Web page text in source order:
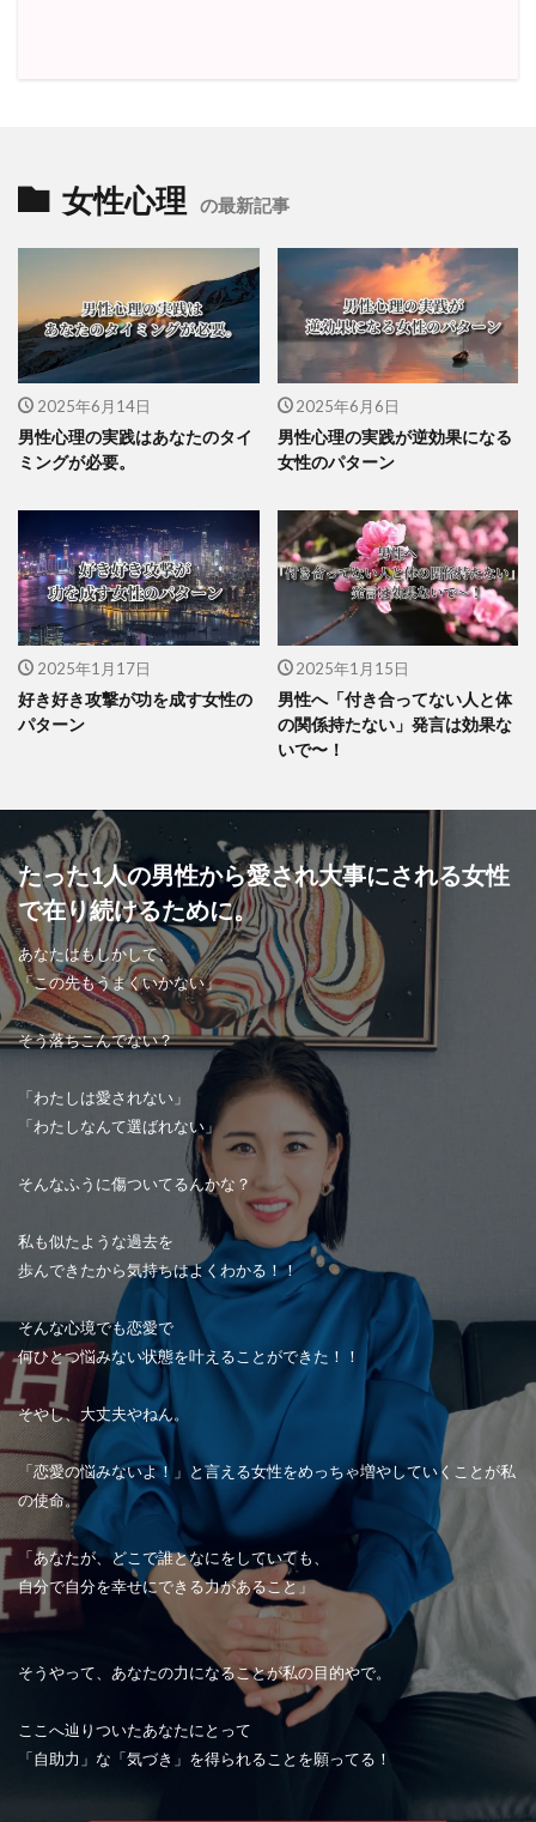
女性心理 の最新記事
2025年6月14日
男性心理の実践はあなたのタイ
ミングが必要。
2025年6月6日
男性心理の実践が逆効果になる
女性のパターン
2025年1月17日
好き好き攻撃が功を成す女性の
パターン
2025年1月15日
男性へ「付き合ってない人と体
の関係持たない」発言は効果な
いで〜！
たった1人の男性から愛され大事にされる女性
で在り続けるために。
あなたはもしかして、
「この先もうまくいかない」
そう落ちこんでない？
「わたしは愛されない」
「わたしなんて選ばれない」
そんなふうに傷ついてるんかな？
私も似たような過去を
歩んできたから気持ちはよくわかる！！
そんな心境でも恋愛で
何ひとつ悩みない状態を叶えることができた！！
そやし、大丈夫やねん。
「恋愛の悩みないよ！」と言える女性をめっちゃ増やしていくことが私
の使命。
「あなたが、どこで誰となにをしていても、
自分で自分を幸せにできる力があること」
そうやって、あなたの力になることが私の目的やで。
ここへ辿りついたあなたにとって
「自助力」な「気づき」を得られることを願ってる！